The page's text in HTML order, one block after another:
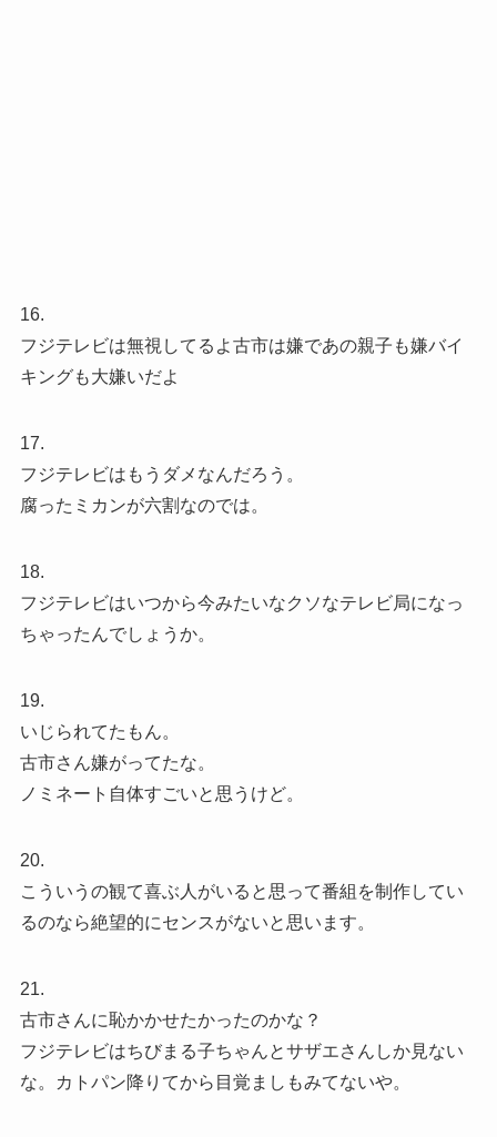
16.
フジテレビは無視してるよ古市は嫌であの親子も嫌バイ
キングも大嫌いだよ
17.
フジテレビはもうダメなんだろう。
腐ったミカンが六割なのでは。
18.
フジテレビはいつから今みたいなクソなテレビ局になっ
ちゃったんでしょうか。
19.
いじられてたもん。
古市さん嫌がってたな。
ノミネート自体すごいと思うけど。
20.
こういうの観て喜ぶ人がいると思って番組を制作してい
るのなら絶望的にセンスがないと思います。
21.
古市さんに恥かかせたかったのかな？
フジテレビはちびまる子ちゃんとサザエさんしか見ない
な。カトパン降りてから目覚ましもみてないや。